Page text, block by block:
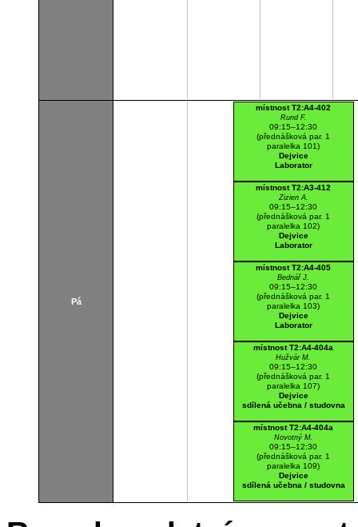
Pá
místnost T2:A4-402
Rund F.
09:15–12:30
(přednášková par. 1
paralelka 101)
Dejvice
Laborator
místnost T2:A3-412
Zizien A.
09:15–12:30
(přednášková par. 1
paralelka 102)
Dejvice
Laborator
místnost T2:A4-405
Bednář J.
09:15–12:30
(přednášková par. 1
paralelka 103)
Dejvice
Laborator
místnost T2:A4-404a
Hužvár M.
09:15–12:30
(přednášková par. 1
paralelka 107)
Dejvice
sdílená učebna / studovna
místnost T2:A4-404a
Novotný M.
09:15–12:30
(přednášková par. 1
paralelka 109)
Dejvice
sdílená učebna / studovna